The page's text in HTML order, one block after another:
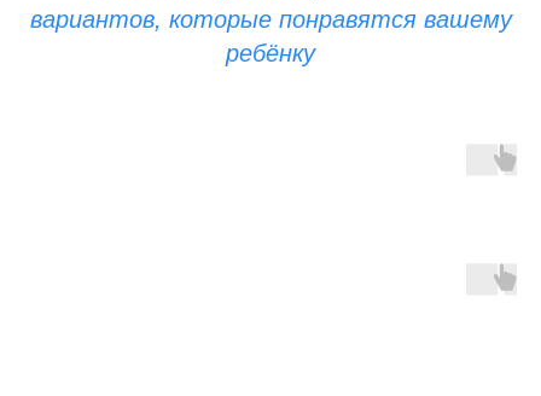
вариантов, которые понравятся вашему
ребёнку